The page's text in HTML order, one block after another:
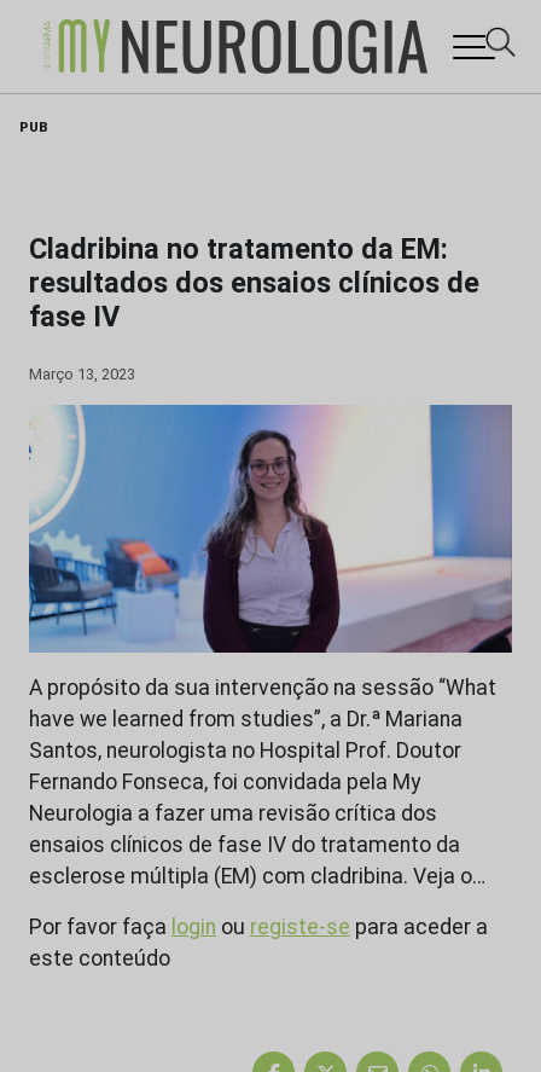
PUB
Cladribina no tratamento da EM:
resultados dos ensaios clínicos de
fase IV
Março 13, 2023
A propósito da sua intervenção na sessão “What
have we learned from studies”, a Dr.ª Mariana
Santos, neurologista no Hospital Prof. Doutor
Fernando Fonseca, foi convidada pela My
Neurologia a fazer uma revisão crítica dos
ensaios clínicos de fase IV do tratamento da
esclerose múltipla (EM) com cladribina. Veja o…
Por favor faça login ou registe-se para aceder a
este conteúdo